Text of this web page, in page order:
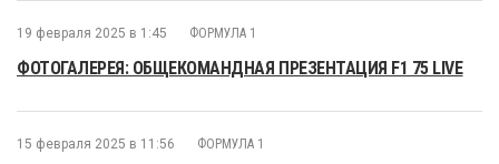
19 февраля 2025 в 1:45 ФОРМУЛА 1
ФОТОГАЛЕРЕЯ: ОБЩЕКОМАНДНАЯ ПРЕЗЕНТАЦИЯ F1 75 LIVE
15 февраля 2025 в 11:56 ФОРМУЛА 1